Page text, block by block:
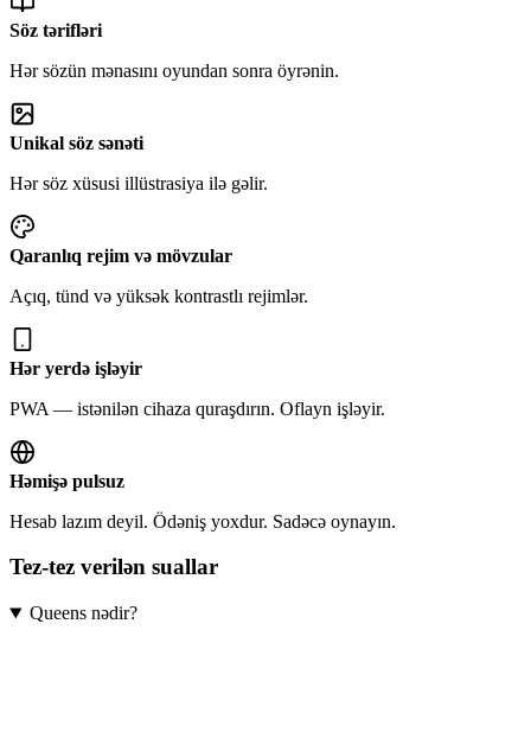
Söz tərifləri
Hər sözün mənasını oyundan sonra öyrənin.
Unikal söz sənəti
Hər söz xüsusi illüstrasiya ilə gəlir.
Qaranlıq rejim və mövzular
Açıq, tünd və yüksək kontrastlı rejimlər.
Hər yerdə işləyir
PWA — istənilən cihaza quraşdırın. Oflayn işləyir.
Həmişə pulsuz
Hesab lazım deyil. Ödəniş yoxdur. Sadəcə oynayın.
Tez-tez verilən suallar
Queens nədir?